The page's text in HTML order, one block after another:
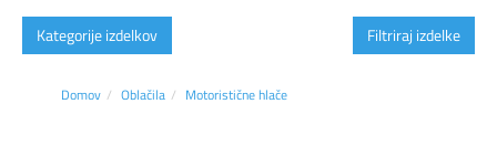
Kategorije izdelkov Filtriraj izdelke
Domov Oblačila Motoristične hlače